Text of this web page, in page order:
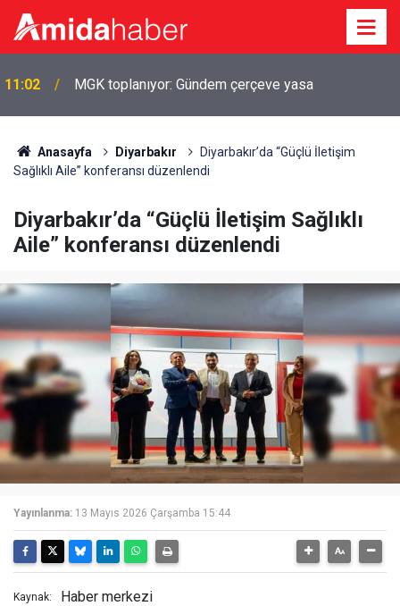
10:55 Komisyondan geçti: Korucuların maaşı artıyor
Anasayfa Diyarbakır
Diyarbakır’da “Güçlü İletişim
Sağlıklı Aile” konferansı düzenlendi
Diyarbakır’da “Güçlü İletişim Sağlıklı
Aile” konferansı düzenlendi
Yayınlanma: 13 Mayıs 2026 Çarşamba 15:44
Kaynak: Haber merkezi